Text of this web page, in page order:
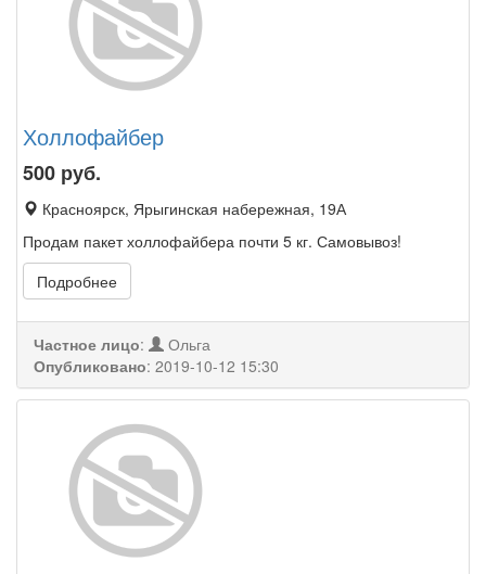
Холлофайбер
500 руб.
Красноярск, Ярыгинская набережная, 19А
Продам пакет холлофайбера почти 5 кг. Самовывоз!
Подробнее
Частное лицо:
Ольга
Опубликовано: 2019-10-12 15:30